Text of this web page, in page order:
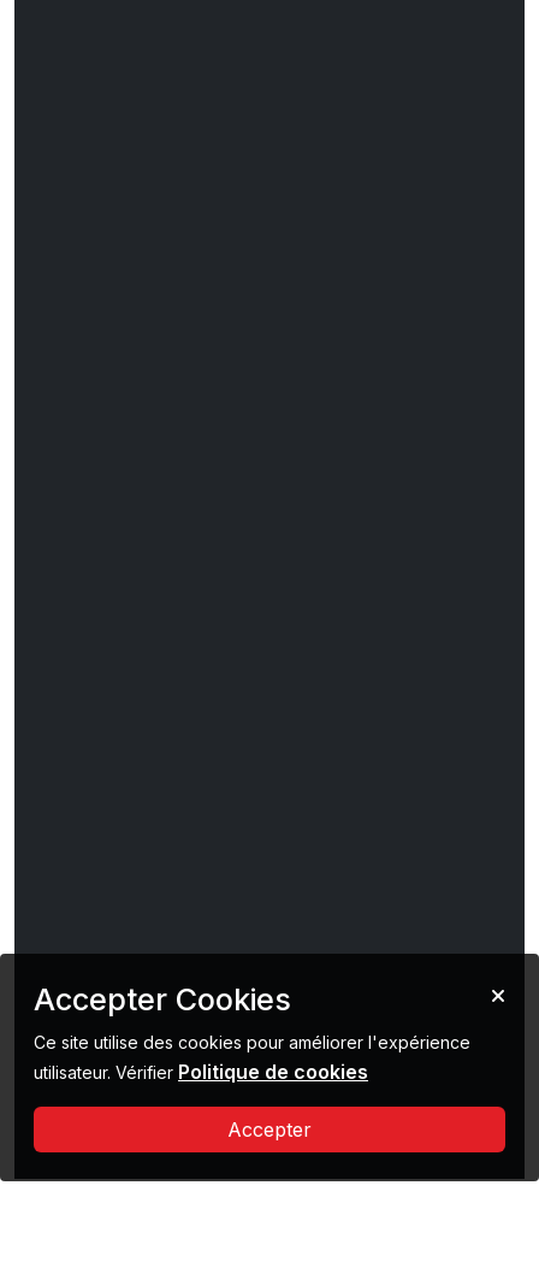
Accepter Cookies
Ce site utilise des cookies pour améliorer l'expérience
utilisateur. Vérifier Politique de cookies
Accepter